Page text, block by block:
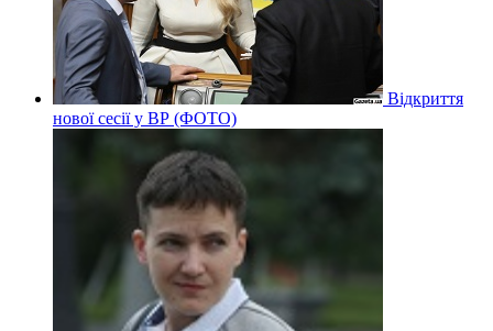
Відкриття
нової сесії у ВР (ФОТО)